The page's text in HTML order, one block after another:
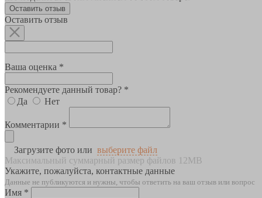
Оставить отзыв
Оставить отзыв
Ваша оценка *
Рекомендуете данный товар? *
Да
Нет
Комментарии *
Загрузите фото или выберите файл
Максимальный суммарный размер файлов 12MB
Укажите, пожалуйста, контактные данные
Данные не публикуются и нужны, чтобы ответить на ваш отзыв или вопрос
Имя *